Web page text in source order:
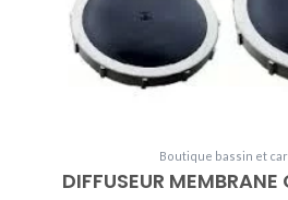
Boutique bassin et
DIFFUSEUR